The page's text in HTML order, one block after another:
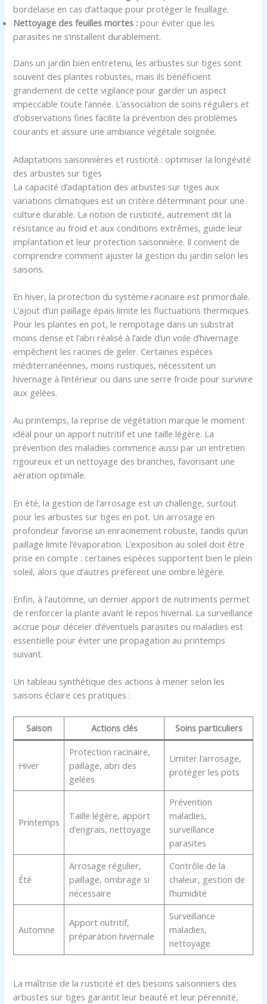
bordelaise en cas d’attaque pour protéger le feuillage.
Nettoyage des feuilles mortes : pour éviter que les
parasites ne s’installent durablement.
Dans un jardin bien entretenu, les arbustes sur tiges sont
souvent des plantes robustes, mais ils bénéficient
grandement de cette vigilance pour garder un aspect
impeccable toute l’année. L’association de soins réguliers et
d’observations fines facilite la prévention des problèmes
courants et assure une ambiance végétale soignée.
Adaptations saisonnières et rusticité : optimiser la longévité
des arbustes sur tiges
La capacité d’adaptation des arbustes sur tiges aux
variations climatiques est un critère déterminant pour une
culture durable. La notion de rusticité, autrement dit la
résistance au froid et aux conditions extrêmes, guide leur
implantation et leur protection saisonnière. Il convient de
comprendre comment ajuster la gestion du jardin selon les
saisons.
En hiver, la protection du système racinaire est primordiale.
L’ajout d’un paillage épais limite les fluctuations thermiques.
Pour les plantes en pot, le rempotage dans un substrat
moins dense et l’abri réalisé à l’aide d’un voile d’hivernage
empêchent les racines de geler. Certaines espèces
méditerranéennes, moins rustiques, nécessitent un
hivernage à l’intérieur ou dans une serre froide pour survivre
aux gelées.
Au printemps, la reprise de végétation marque le moment
idéal pour un apport nutritif et une taille légère. La
prévention des maladies commence aussi par un entretien
rigoureux et un nettoyage des branches, favorisant une
aération optimale.
En été, la gestion de l’arrosage est un challenge, surtout
pour les arbustes sur tiges en pot. Un arrosage en
profondeur favorise un enracinement robuste, tandis qu’un
paillage limite l’évaporation. L’exposition au soleil doit être
prise en compte : certaines espèces supportent bien le plein
soleil, alors que d’autres préfèrent une ombre légère.
Enfin, à l’automne, un dernier apport de nutriments permet
de renforcer la plante avant le repos hivernal. La surveillance
accrue pour déceler d’éventuels parasites ou maladies est
essentielle pour éviter une propagation au printemps
suivant.
Un tableau synthétique des actions à mener selon les
saisons éclaire ces pratiques :
Saison Actions clés Soins particuliers
Hiver
Protection racinaire,
paillage, abri des
gelées
Limiter l’arrosage,
protéger les pots
Printemps
Taille légère, apport
d’engrais, nettoyage
Prévention
maladies,
surveillance
parasites
Été
Arrosage régulier,
paillage, ombrage si
nécessaire
Contrôle de la
chaleur, gestion de
l’humidité
Automne
Apport nutritif,
préparation hivernale
Surveillance
maladies,
nettoyage
La maîtrise de la rusticité et des besoins saisonniers des
arbustes sur tiges garantit leur beauté et leur pérennité,